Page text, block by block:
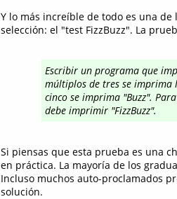
Y lo más increíble de todo es una
selección: el "test FizzBuzz". La
Escribir un programa que
múltiplos de tres se imprima
cinco se imprima "Buzz".
debe imprimir "FizzBuzz".
Si piensas que esta prueba es una
en práctica. La mayoría de los
Incluso muchos auto-proclamados
solución.